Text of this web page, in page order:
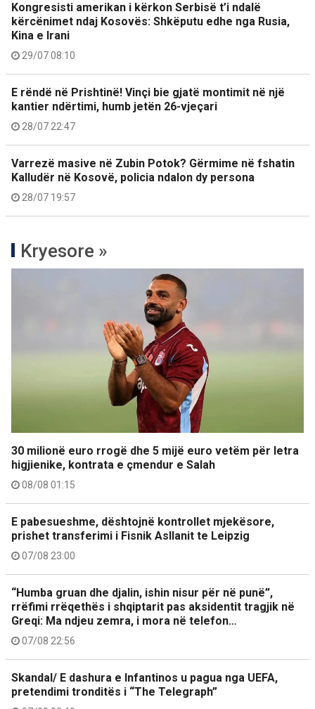
Kongresisti amerikan i kërkon Serbisë t’i ndalë
kërcënimet ndaj Kosovës: Shkëputu edhe nga Rusia,
Kina e Irani
29/07 08:10
E rëndë në Prishtinë! Vinçi bie gjatë montimit në një
kantier ndërtimi, humb jetën 26-vjeçari
28/07 22:47
Varrezë masive në Zubin Potok? Gërmime në fshatin
Kalludër në Kosovë, policia ndalon dy persona
28/07 19:57
Kryesore »
30 milionë euro rrogë dhe 5 mijë euro vetëm për letra
higjienike, kontrata e çmendur e Salah
08/08 01:15
E pabesueshme, dështojnë kontrollet mjekësore,
prishet transferimi i Fisnik Asllanit te Leipzig
07/08 23:00
“Humba gruan dhe djalin, ishin nisur për në punë”,
rrëfimi rrëqethës i shqiptarit pas aksidentit tragjik në
Greqi: Ma ndjeu zemra, i mora në telefon…
07/08 22:56
Skandal/ E dashura e Infantinos u pagua nga UEFA,
pretendimi tronditës i “The Telegraph”